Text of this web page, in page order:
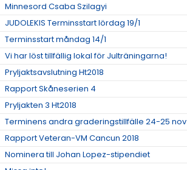
Minnesord Csaba Szilagyi
JUDOLEKIS Terminsstart lördag 19/1
Terminsstart måndag 14/1
Vi har löst tillfällig lokal för Julträningarna!
Pryljaktsavslutning Ht2018
Rapport Skåneserien 4
Pryljakten 3 Ht2018
Terminens andra graderingstillfälle 24-25 nov
Rapport Veteran-VM Cancun 2018
Nominera till Johan Lopez-stipendiet